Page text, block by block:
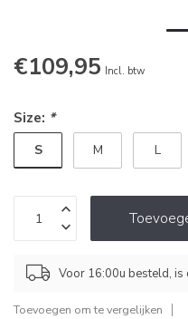
€109,95 Incl. btw
Size: *
S M L
Voor 16:00u besteld, is
Toevoegen om te vergelijken